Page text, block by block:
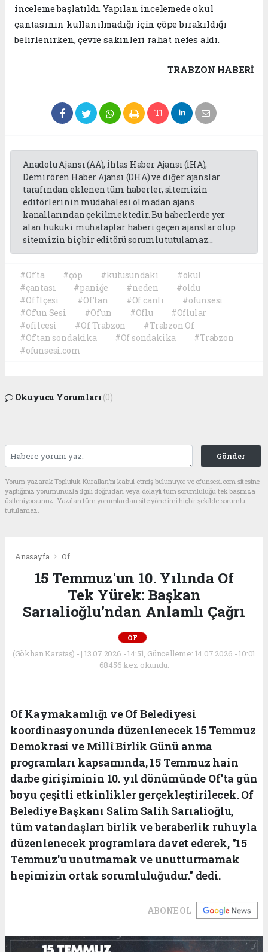
inceleme başlatıldı. Yapılan incelemede okul
çantasının kullanılmadığı için çöpe bırakıldığı
belirlenirken, çevre sakinleri rahat nefes aldı.
TRABZON HABERİ
Anadolu Ajansı (AA), İhlas Haber Ajansı (İHA),
Demirören Haber Ajansı (DHA) ve diğer ajanslar
tarafından eklenen tüm haberler, sitemizin
editörlerinin müdahalesi olmadan ajans
kanallarından çekilmektedir. Bu haberlerde yer
alan hukuki muhataplar haberi geçen ajanslar olup
sitemizin hiç bir editörü sorumlu tutulamaz...
#Of'ta #çöp #kutusundaki
#okul
#çantası
#paniğe #neden
#oldu
#Of İlçesi
#Of'tan #Of canlı
#ofunsesi
#Of'un Sesi
#Of'un #Oflu
#Oflular
#ofilcesi
#Of Trabzon
#Trabzon Of
#Of'tan sondakika
#Of sondakika
#Trabzon
#ofunsesi.com
Okuyucu Yorumları (0)
Gönder
Yorum yazarak Topluluk Kuralları’nı kabul etmiş bulunuyor ve ofunsesi.com sitesine
yaptığınız yorumunuzla ilgili doğrudan veya dolaylı tüm sorumluluğu tek başınıza
üstleniyorsunuz. Yazılan tüm yorumlardan site yönetimi hiçbir şekilde sorumlu
tutulamaz.
Anasayfa Of
15 Temmuz'un 10. Yılında Of
Tek Yürek: Başkan
Sarıalioğlu'ndan Anlamlı Çağrı
OF
(Gökhan Karataş) - | 13.07.2026 - 14:51, Güncelleme: 14.07.2026 - 10:01
68456 kez okundu.
Of Kaymakamlığı ve Of Belediyesi
koordinasyonunda düzenlenecek 15 Temmuz
Demokrasi ve Millî Birlik Günü anma
programları kapsamında, 15 Temmuz hain
darbe girişiminin 10. yıl dönümünde Of'ta gün
boyu çeşitli etkinlikler gerçekleştirilecek. Of
Belediye Başkanı Salim Salih Sarıalioğlu,
tüm vatandaşları birlik ve beraberlik ruhuyla
düzenlenecek programlara davet ederek, "15
Temmuz'u unutmamak ve unutturmamak
hepimizin ortak sorumluluğudur." dedi.
ABONE OL